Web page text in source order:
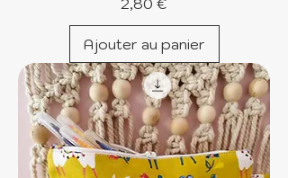
2,80 €
Ajouter au panier